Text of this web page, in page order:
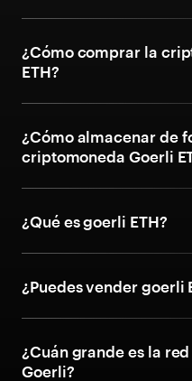
¿Cómo comprar la
ETH?
¿Cómo almacenar de
criptomoneda Goerli
¿Qué es goerli ETH?
¿Puedes vender goerli
¿Cuán grande es la
Goerli?